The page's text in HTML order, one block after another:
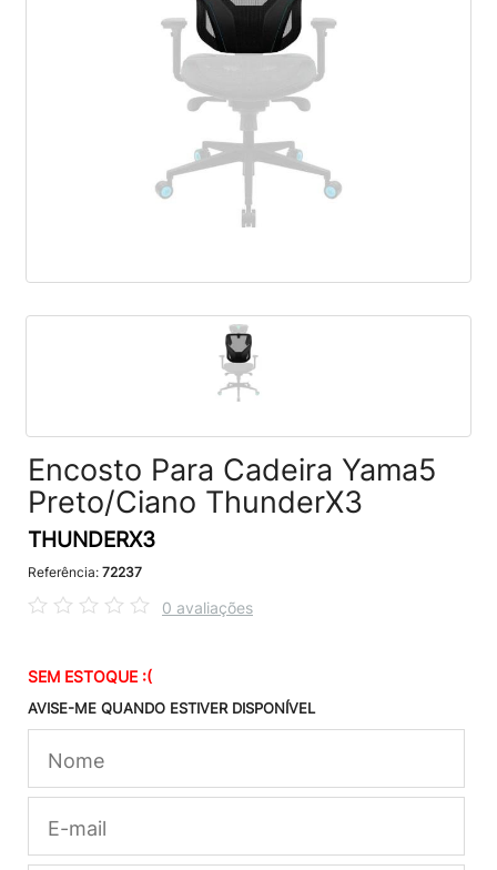
Encosto Para Cadeira Yama5
Preto/Ciano ThunderX3
THUNDERX3
Referência: 72237
0 avaliações
SEM ESTOQUE :(
AVISE-ME QUANDO ESTIVER DISPONÍVEL